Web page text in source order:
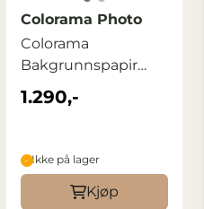
Colorama Photo
Colorama
Bakgrunnspapir
2,72m x 11m Mineral
Grey
1.290,-
Ikke på lager
Kjøp